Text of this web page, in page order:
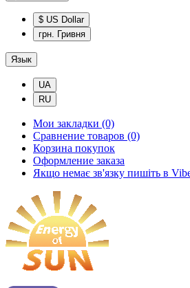
$ US Dollar
грн. Гривня
Язык
UA
RU
Мои закладки (0)
Сравнение товаров (0)
Корзина покупок
Оформление заказа
Якщо немає зв'язку пишіть в